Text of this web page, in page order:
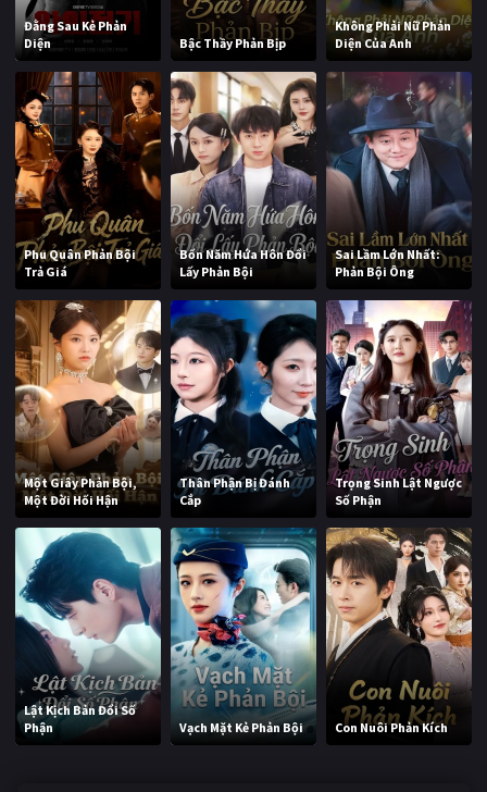
Đằng Sau Kẻ Phản
Diện
Bậc Thầy Phản Bịp
Không Phải Nữ Phản
Diện Của Anh
Phu Quân Phản Bội
Trả Giá
Bốn Năm Hứa Hôn Đổi
Lấy Phản Bội
Sai Lầm Lớn Nhất:
Phản Bội Ông
Một Giây Phản Bội,
Một Đời Hối Hận
Thân Phận Bị Đánh
Cắp
Trọng Sinh Lật Ngược
Số Phận
Lật Kịch Bản Đổi Số
Phận
Vạch Mặt Kẻ Phản Bội Con Nuôi Phản Kích